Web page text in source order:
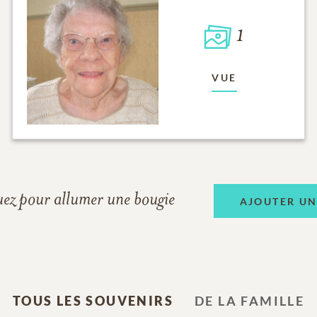
1
VUE
pour allumer une bougie AJOUTER
TOUS LES SOUVENIRS DE LA FAMILLE